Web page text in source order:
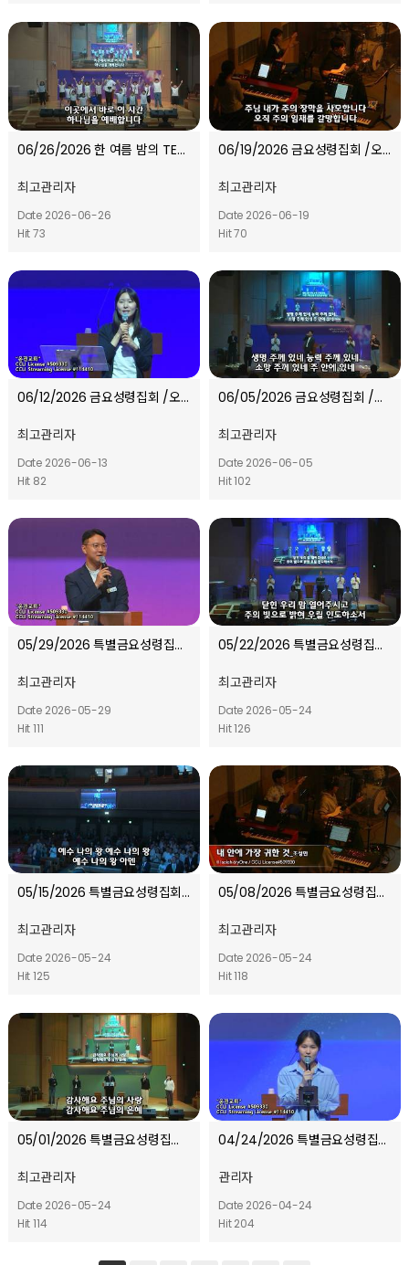
06/26/2026 한 여름 밤의 TEVA 캠프 l 오프닝 찬양
최고관리자
Date 2026-06-26
Hit 73
06/19/2026 금요성령집회 /오프닝 찬양
최고관리자
Date 2026-06-19
Hit 70
06/12/2026 금요성령집회 /오프닝 찬양
최고관리자
Date 2026-06-13
Hit 82
06/05/2026 금요성령집회 /오프닝 찬양
최고관리자
Date 2026-06-05
Hit 102
05/29/2026 특별금요성령집회 l 지역과 함께하는 5월ㅣ오프닝 찬양
최고관리자
Date 2026-05-29
Hit 111
05/22/2026 특별금요성령집회 l 지역과 함께하는 5월 l 오프닝 찬양
최고관리자
Date 2026-05-24
Hit 126
05/15/2026 특별금요성령집회 l 봄-봄(spring & Behold)지역과 함께하는 5월 l 오프닝 …
최고관리자
Date 2026-05-24
Hit 125
05/08/2026 특별금요성령집회ㅣ봄-봄(spring & Behold)지역과 함께하는 5월ㅣ오프닝 찬양
최고관리자
Date 2026-05-24
Hit 118
05/01/2026 특별금요성령집회ㅣ봄-봄(spring & Behold)지역과 함께하는 5월ㅣ오프닝 찬양
최고관리자
Date 2026-05-24
Hit 114
04/24/2026 특별금요성령집회 ㅣ전도와 영적 전쟁ㅣ오프닝 찬양
관리자
Date 2026-04-24
Hit 204